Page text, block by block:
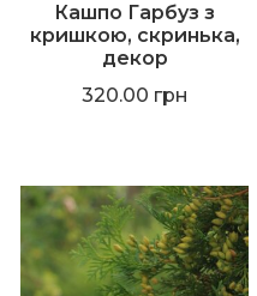
Кашпо Гарбуз з
кришкою, скринька,
декор
320.00 грн